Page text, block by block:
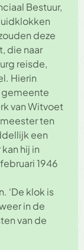
Bestuur,
deze
die naar
reisde,
Hierin
gemeente
van Witvoet
ten
een
hij in
1946
‘De klok is
in de
van de